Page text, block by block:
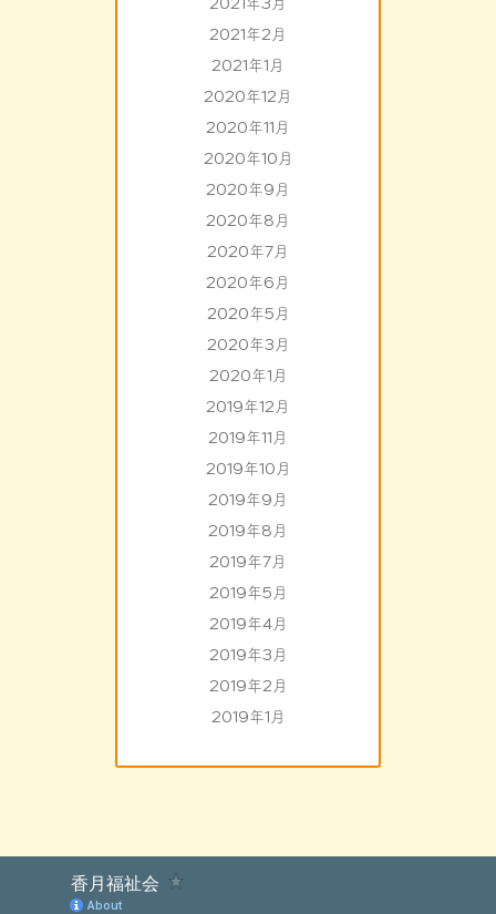
2021年2月
2021年1月
2020年12月
2020年11月
2020年10月
2020年9月
2020年8月
2020年7月
2020年6月
2020年5月
2020年3月
2020年1月
2019年12月
2019年11月
2019年10月
2019年9月
2019年8月
2019年7月
2019年5月
2019年4月
2019年3月
2019年2月
2019年1月